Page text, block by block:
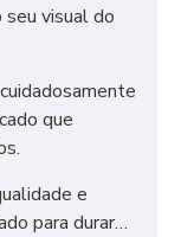
visual do
que
e
para durar…